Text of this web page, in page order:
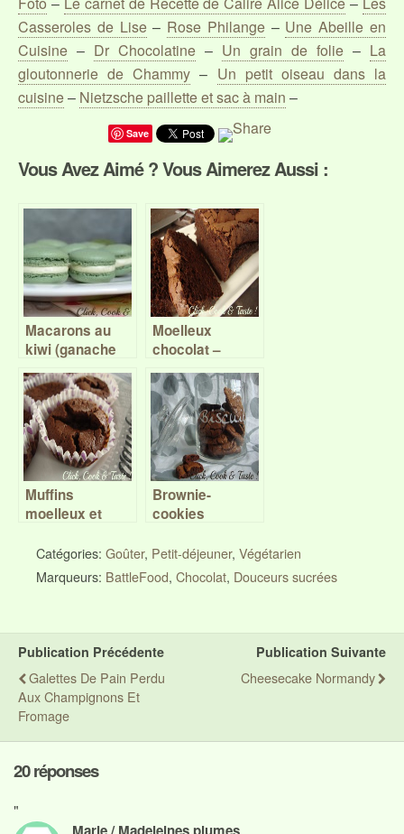
Casseroles de Lise– Rose Philange– Une Abeille en
Cuisine – Dr Chocolatine – Un grain de folie – La
gloutonnerie de Chammy – Un petit oiseau dans la
cuisine– Nietzsche paillette et sac à main –
Save
Vous Avez Aimé ? Vous Aimerez Aussi :
Macarons au
kiwi (ganache
montée) – Battle
Food #41
Moelleux
chocolat –
gingembre
Muffins
moelleux et
chocolat
Brownie-
cookies
Catégories: Goûter, Petit-déjeuner, Végétarien
Marqueurs: BattleFood, Chocolat, Douceurs sucrées
Publication Précédente
Galettes De Pain Perdu
Aux Champignons Et
Fromage
Publication Suivante
Cheesecake Normandy
20 réponses
"